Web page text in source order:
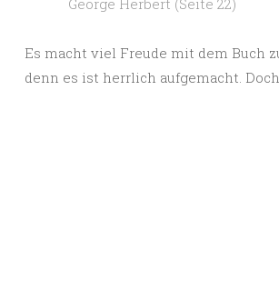
George Herbert (Seite 22)
Es macht viel Freude mit dem Buch
denn es ist herrlich aufgemacht.